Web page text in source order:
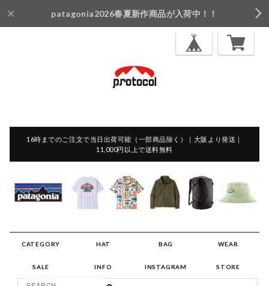
patagonia2026春夏新作商品が入荷中！！
16時までのご注文で当日出荷可能（一部商品除く）｜大阪より発送｜
11,000円以上で送料無料
CATEGORY HAT BAG WEAR
SALE INFO INSTAGRAM STORE